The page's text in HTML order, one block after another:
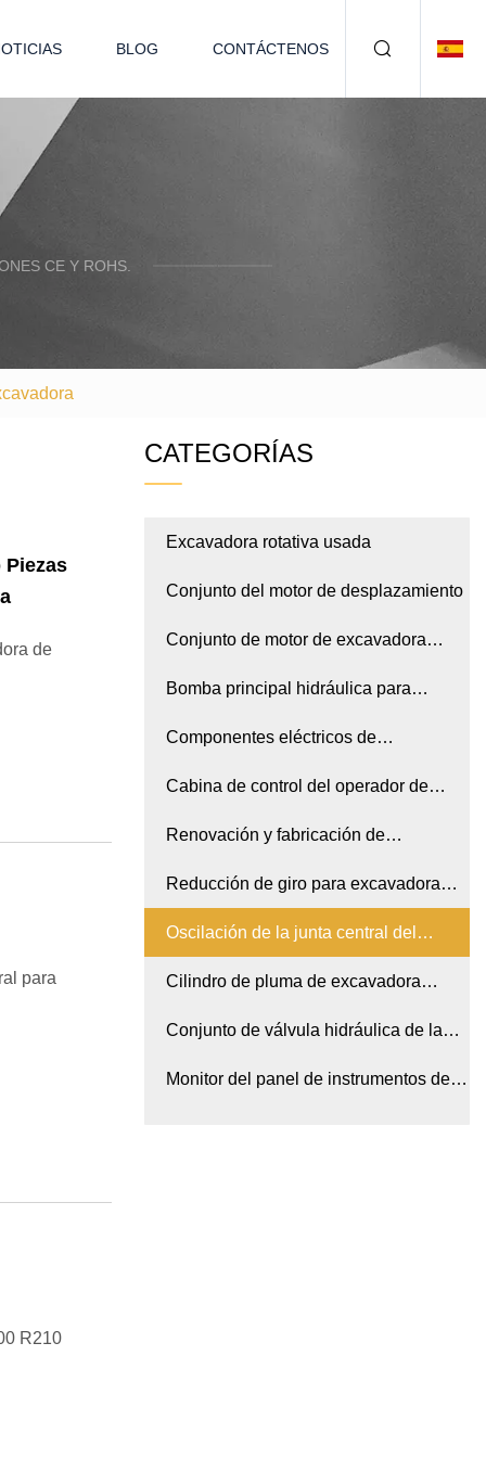
BLOG CONTÁCTENOS
CE Y ROHS.
de
para
R210
CATEGORÍAS
Excavadora rotativa usada
Conjunto del motor de desplazamiento
Conjunto de motor de excavadora
usado
Bomba principal hidráulica para
excavadora
Componentes eléctricos de
excavadora usados
Cabina de control del operador de
excavadora Gp
Renovación y fabricación de
excavadoras
Reducción de giro para excavadora
MOTOR GP
Oscilación de la junta central del
colector Gp-excavadora
Cilindro de pluma de excavadora
usado Cilindro de cucharón
Conjunto de válvula hidráulica de la
válvula de control principal de la
Monitor del panel de instrumentos del